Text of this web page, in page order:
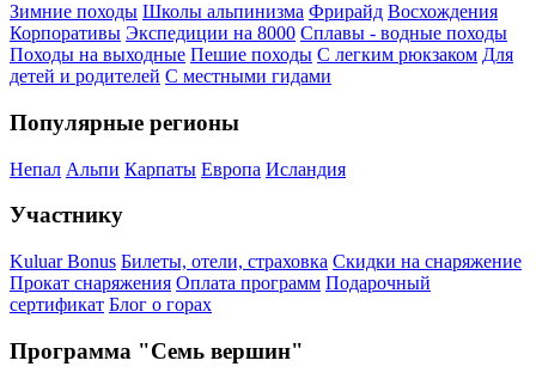
Зимние походы Школы альпинизма Фрирайд Восхождения
Корпоративы Экспедиции на 8000 Сплавы - водные походы
Походы на выходные Пешие походы С легким рюкзаком Для
детей и родителей С местными гидами
Популярные регионы
Непал Альпи Карпаты Европа Исландия
Участнику
Kuluar Bonus Билеты, отели, страховка Скидки на снаряжение
Прокат снаряжения Оплата программ Подарочный
сертификат Блог о горах
Программа "Семь вершин"